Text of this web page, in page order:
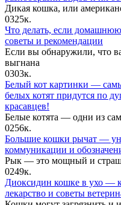
Дикая кошка, или
0325к.
Что делать, если
советы и рекомендации
Если вы обнаружили, что
выгнана
0303к.
Белый кот картинки —
белых котят придутся по
красавцев!
Белые котята — одни из
0256к.
Большие кошки рычат —
коммуникации и
Рык — это мощный и
0249к.
Диоксидин кошке в ухо —
лекарство и советы